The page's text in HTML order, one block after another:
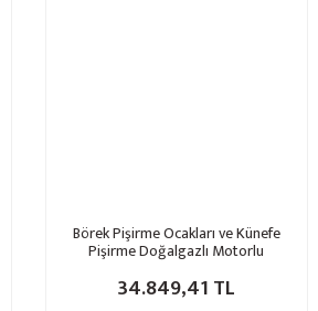
Börek Pişirme Ocakları ve Künefe
Pişirme Doğalgazlı Motorlu
34.849,41 TL